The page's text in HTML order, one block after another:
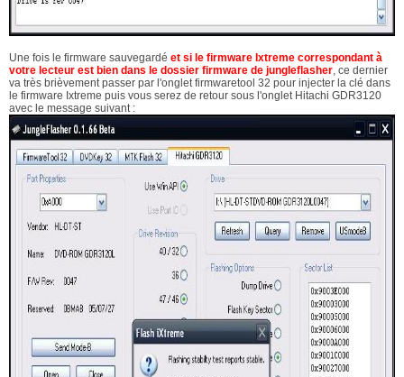
Une fois le firmware sauvegardé et si le firmware Ixtreme correspondant à
votre lecteur est bien dans le dossier firmware de jungleflasher, ce dernier
va très brièvement passer par l'onglet firmwaretool 32 pour injecter la clé dans
le firmware Ixtreme puis vous serez de retour sous l'onglet Hitachi GDR3120
avec le message suivant :